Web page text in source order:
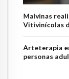
Malvinas
Vitivinícolas
Arteterapia
personas